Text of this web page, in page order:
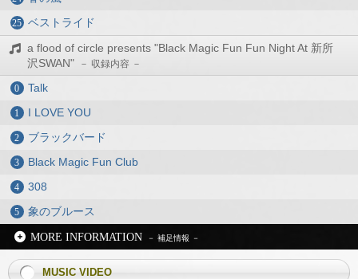
ベストライド
a flood of circle presents "Black Magic Fun Fun Night At 新所
沢SWAN"
Talk
I LOVE YOU
ブラックバード
Black Magic Fun Club
308
象のブルース
MORE INFORMATION
MUSIC VIDEO